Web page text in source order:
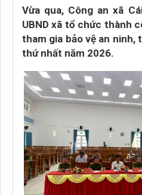
Vừa qua, Công an xã
UBND xã tổ chức thành
tham gia bảo vệ an ninh,
thứ nhất năm 2026.